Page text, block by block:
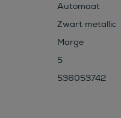
Automaat
Zwart metallic
Marge
5
536053742